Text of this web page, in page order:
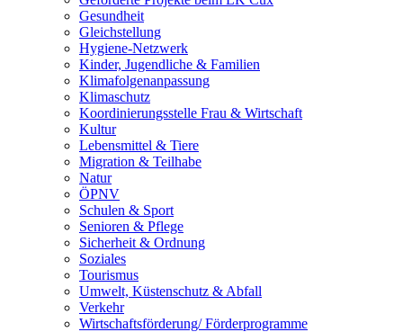
Gesundheit
Gleichstellung
Hygiene-Netzwerk
Kinder, Jugendliche & Familien
Klimafolgenanpassung
Klimaschutz
Koordinierungsstelle Frau & Wirtschaft
Kultur
Lebensmittel & Tiere
Migration & Teilhabe
Natur
ÖPNV
Schulen & Sport
Senioren & Pflege
Sicherheit & Ordnung
Soziales
Tourismus
Umwelt, Küstenschutz & Abfall
Verkehr
Wirtschaftsförderung/ Förderprogramme